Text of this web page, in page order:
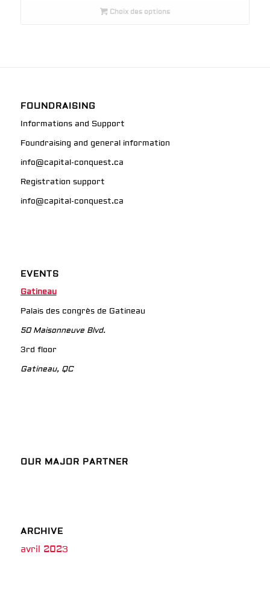
Choix des options
FOUNDRAISING
Informations and Support
Foundraising and general information
info@capital-conquest.ca
Registration support
info@capital-conquest.ca
EVENTS
Gatineau
Palais des congrès de Gatineau
50 Maisonneuve Blvd.
3rd floor
Gatineau, QC
OUR MAJOR PARTNER
ARCHIVE
avril 2023